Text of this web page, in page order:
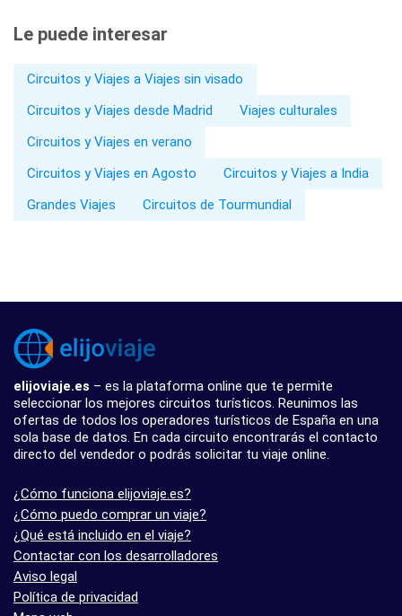
Le puede interesar
Circuitos y Viajes a Viajes sin visado
Circuitos y Viajes desde Madrid
Viajes culturales
Circuitos y Viajes en verano
Circuitos y Viajes en Agosto
Circuitos y Viajes a India
Grandes Viajes
Circuitos de Tourmundial
elijoviaje.es – es la plataforma online que te permite
seleccionar los mejores circuitos turísticos. Reunimos las
ofertas de todos los operadores turísticos de España en una
sola base de datos. En cada circuito encontrarás el contacto
directo del vendedor o podrás solicitar tu viaje online.
¿Cómo funciona elijoviaje.es?
¿Cómo puedo comprar un viaje?
¿Qué está incluido en el viaje?
Contactar con los desarrolladores
Aviso legal
Política de privacidad